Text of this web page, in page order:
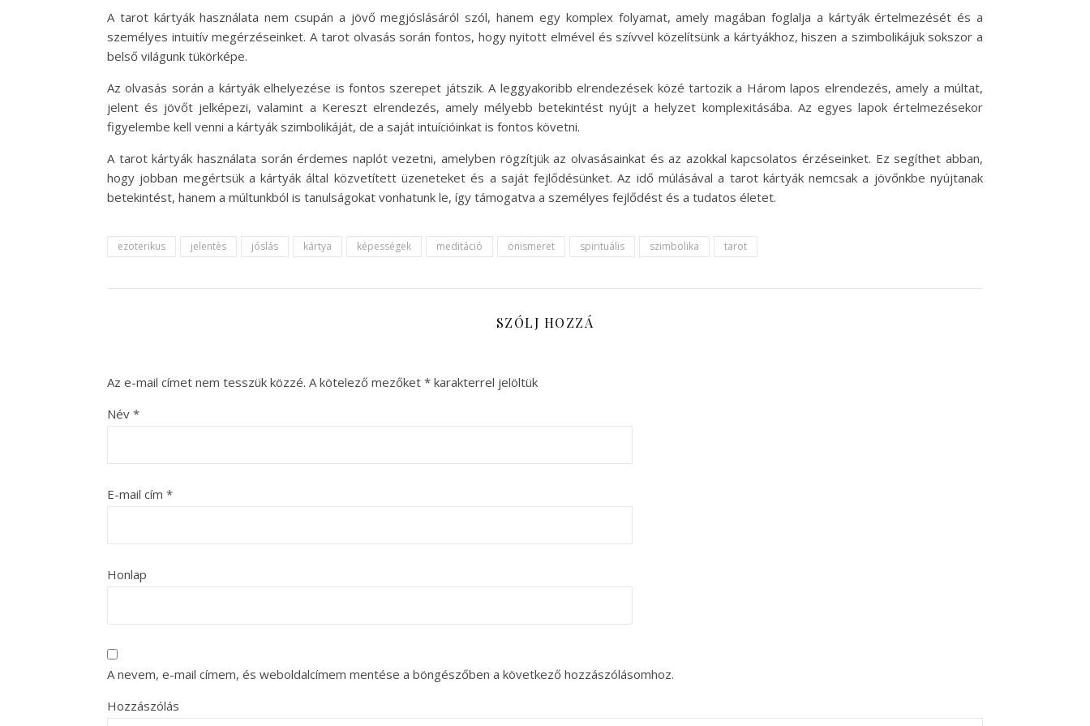
A tarot kártyák használata nem csupán a jövő megjóslásáról szól, hanem egy komplex folyamat, amely magában foglalja a kártyák értelmezését és a
személyes intuitív megérzéseinket. A tarot olvasás során fontos, hogy nyitott elmével és szívvel közelítsünk a kártyákhoz, hiszen a szimbolikájuk sokszor a
belső világunk tükörképe.
Az olvasás során a kártyák elhelyezése is fontos szerepet játszik. A leggyakoribb elrendezések közé tartozik a Három lapos elrendezés, amely a múltat,
jelent és jövőt jelképezi, valamint a Kereszt elrendezés, amely mélyebb betekintést nyújt a helyzet komplexitásába. Az egyes lapok értelmezésekor
figyelembe kell venni a kártyák szimbolikáját, de a saját intuícióinkat is fontos követni.
A tarot kártyák használata során érdemes naplót vezetni, amelyben rögzítjük az olvasásainkat és az azokkal kapcsolatos érzéseinket. Ez segíthet abban,
hogy jobban megértsük a kártyák által közvetített üzeneteket és a saját fejlődésünket. Az idő múlásával a tarot kártyák nemcsak a jövőnkbe nyújtanak
betekintést, hanem a múltunkból is tanulságokat vonhatunk le, így támogatva a személyes fejlődést és a tudatos életet.
ezoterikus jelentés jóslás kártya képességek meditáció önismeret spirituális szimbolika tarot
SZÓLJ HOZZÁ
Az e-mail címet nem tesszük közzé. A kötelező mezőket * karakterrel jelöltük
Név *
E-mail cím *
Honlap
A nevem, e-mail címem, és weboldalcímem mentése a böngészőben a következő hozzászólásomhoz.
Hozzászólás